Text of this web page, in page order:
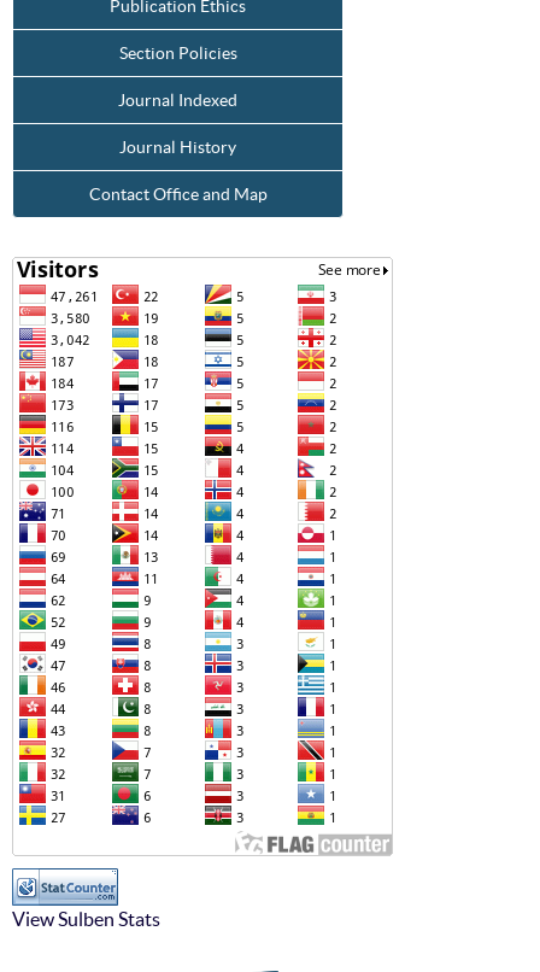
Publication Ethics
Section Policies
Journal Indexed
Journal History
Contact Office and Map
View Sulben Stats